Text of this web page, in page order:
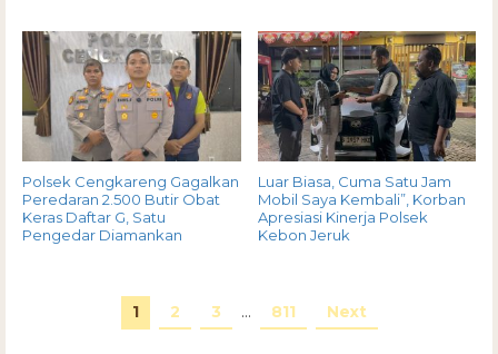
Polsek Cengkareng Gagalkan
Peredaran 2.500 Butir Obat
Keras Daftar G, Satu
Pengedar Diamankan
Luar Biasa, Cuma Satu Jam
Mobil Saya Kembali”, Korban
Apresiasi Kinerja Polsek
Kebon Jeruk
1 2 3 … 811 Next